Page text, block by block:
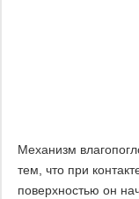
Механизм
тем, что при
поверхностью он